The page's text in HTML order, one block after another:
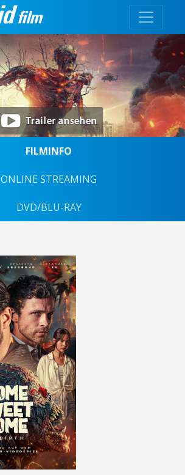
FILMINFO
ONLINE STREAMING
DVD/BLU-RAY